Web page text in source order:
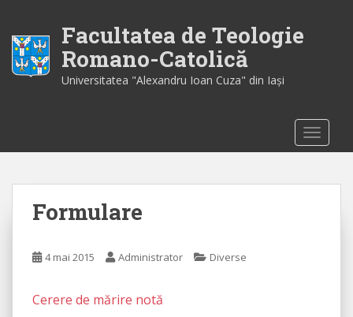
i
Facultatea de Teologie
Romano-Catolică
Universitatea "Alexandru Ioan Cuza" din Iaşi
Formulare
4 mai 2015 Administrator Diverse
Cerere de mărire notă